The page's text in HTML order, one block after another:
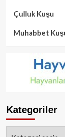
Çulluk Kuşu
Muhabbet
Kategoriler